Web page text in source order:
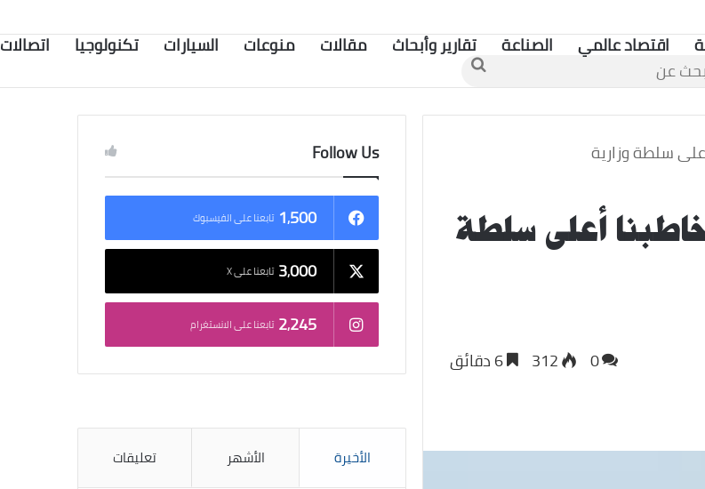
اقتصاد عالمي الصناعة تقارير وأبحاث مقالات منوعات السيارات تكنولوجيا اتصالات
بحث
عن
سلطة وزارية
أعلى سلطة
0
312
Follow Us
1٬500 تابعنا على الفيسبوك
3٬000 تابعنا على X
2٬245 تابعنا على الانستغرام
الأخيرة الأشهر تعليقات